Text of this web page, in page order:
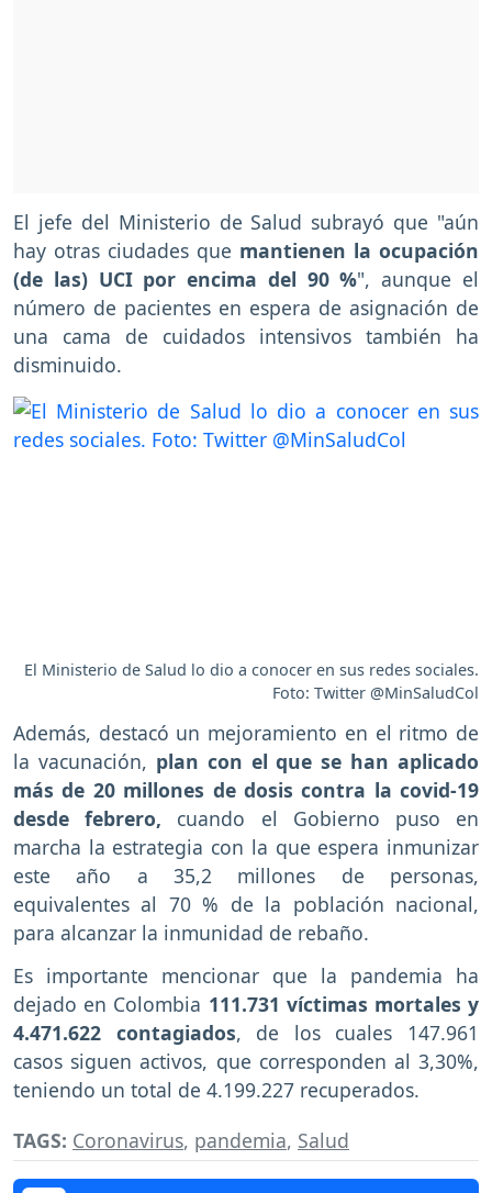
El jefe del Ministerio de Salud subrayó que "aún
hay otras ciudades que mantienen la ocupación
(de las) UCI por encima del 90 %", aunque el
número de pacientes en espera de asignación de
una cama de cuidados intensivos también ha
disminuido.
El Ministerio de Salud lo dio a conocer en sus redes sociales.
Foto: Twitter @MinSaludCol
Además, destacó un mejoramiento en el ritmo de
la vacunación, plan con el que se han aplicado
más de 20 millones de dosis contra la covid-19
desde febrero, cuando el Gobierno puso en
marcha la estrategia con la que espera inmunizar
este año a 35,2 millones de personas,
equivalentes al 70 % de la población nacional,
para alcanzar la inmunidad de rebaño.
Es importante mencionar que la pandemia ha
dejado en Colombia 111.731 víctimas mortales y
4.471.622 contagiados, de los cuales 147.961
casos siguen activos, que corresponden al 3,30%,
teniendo un total de 4.199.227 recuperados.
TAGS: Coronavirus, pandemia, Salud